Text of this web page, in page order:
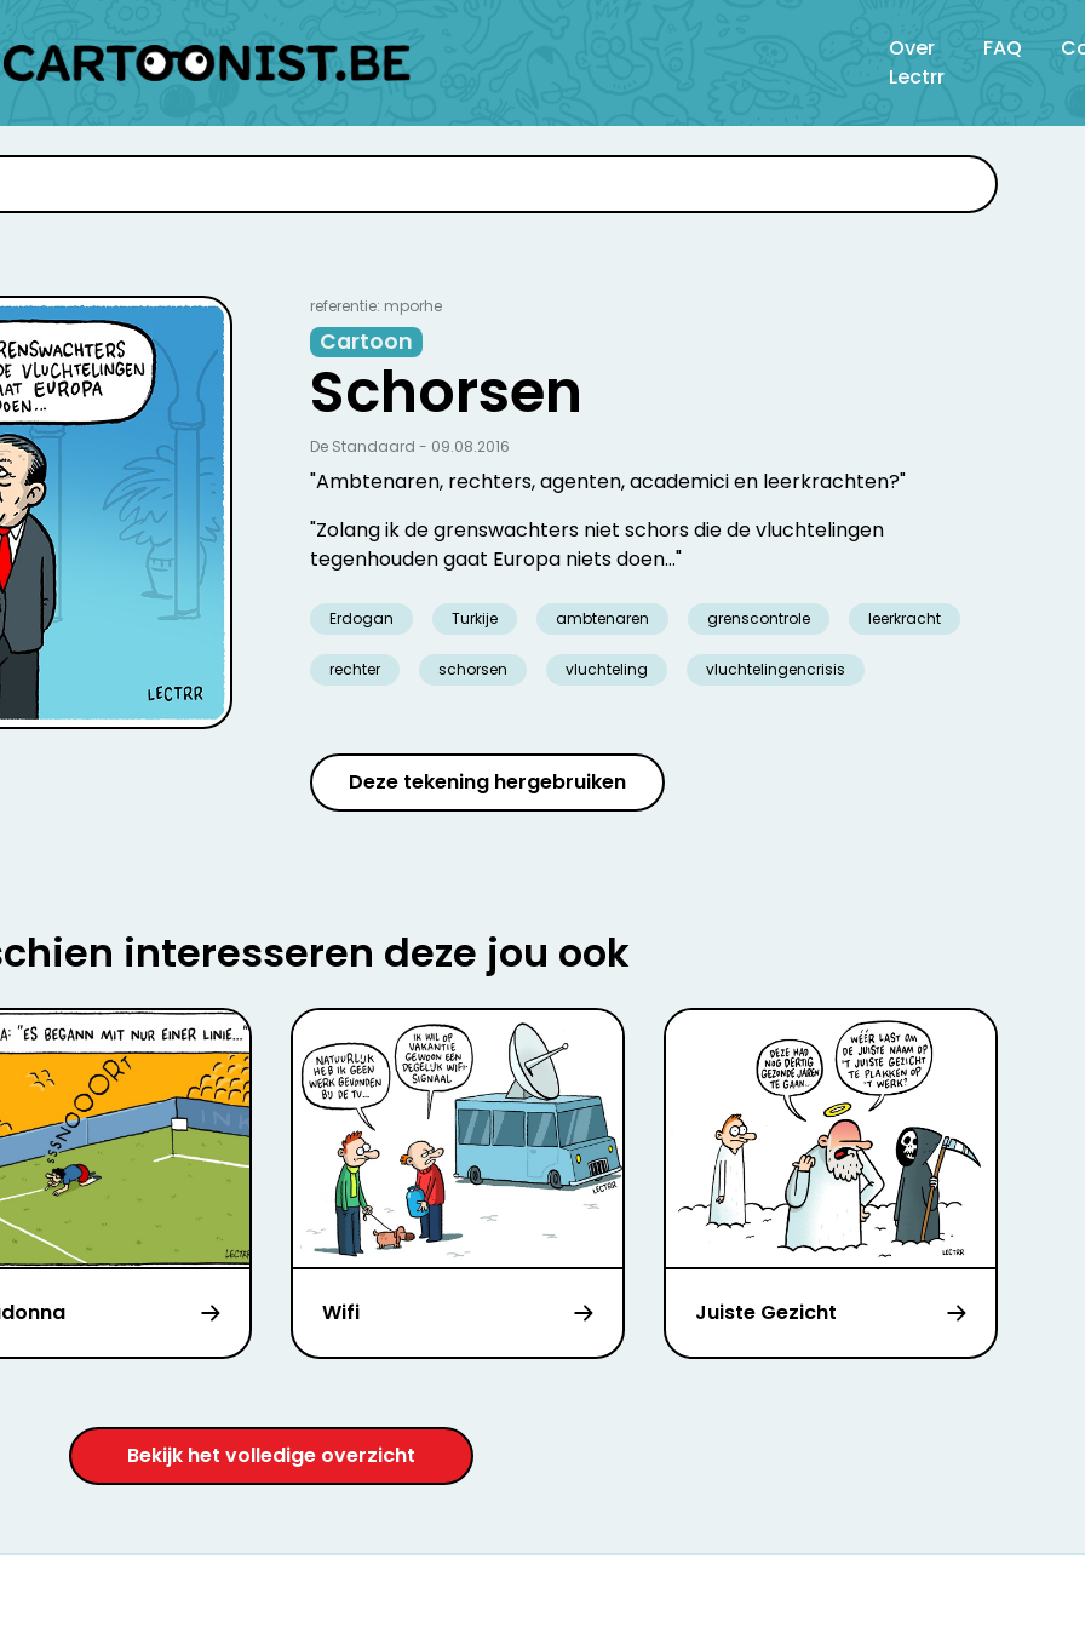
Over
Lectrr
FAQ
referentie: mporhe
Cartoon
Schorsen
"Ambtenaren, rechters, agenten, academici en leerkrachten?"
"Zolang ik de grenswachters niet schors die de vluchtelingen
tegenhouden gaat Europa niets doen…"
Erdogan Turkije ambtenaren grenscontrole leerkracht
rechter schorsen vluchteling vluchtelingencrisis
De Standaard - 09.08.2016
Deze tekening hergebruiken
interesseren deze jou ook
Wifi Juiste Gezicht
Bekijk het volledige overzicht